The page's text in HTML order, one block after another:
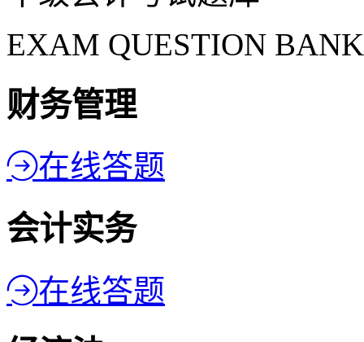
EXAM QUESTION BANK
财务管理
在线答题
会计实务
在线答题